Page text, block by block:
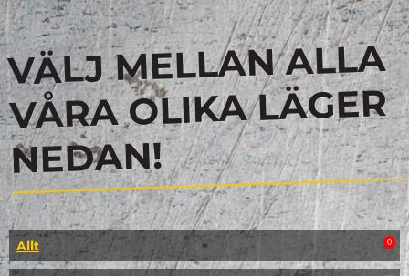
VÄLJ MELLAN ALLA
VÅRA OLIKA LÄGER
NEDAN!
Allt 0